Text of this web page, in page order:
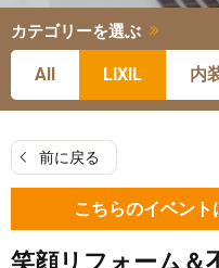
カテゴリーを選ぶ
All LIXIL 内
前に戻る
こちらのイベント
笑顔リフォーム＆